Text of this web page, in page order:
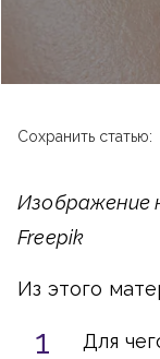
Сохранить статью:
Изображение
Freepik
Из этого
Для